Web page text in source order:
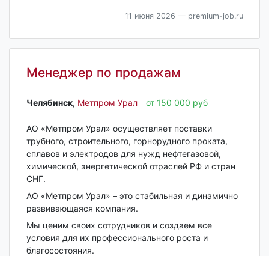
11 июня 2026 — premium-job.ru
Менеджер по продажам
Челябинск‎, Метпром Урал от 150 000 руб
АО «Метпром Урал» осуществляет поставки
трубного, строительного, горнорудного проката,
сплавов и электродов для нужд нефтегазовой,
химической, энергетической отраслей РФ и стран
СНГ.
АО «Метпром Урал» – это стабильная и динамично
развивающаяся компания.
Мы ценим своих сотрудников и создаем все
условия для их профессионального роста и
благосостояния.